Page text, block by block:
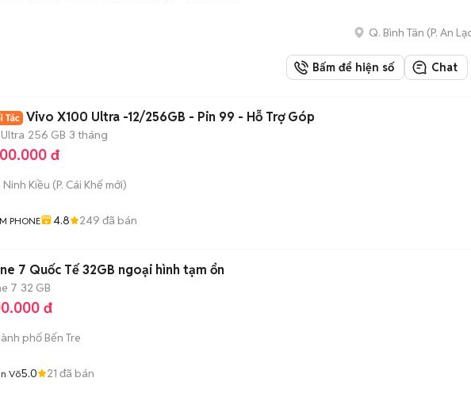
Q. Bình Tân (P. An
Bấm để hiện số Chat
Vivo X100 Ultra -12/256GB - Pin 99 - Hỗ Trợ Góp
256 GB 3 tháng
đ
Ninh Kiều (P. Cái Khế mới)
PHONE 4.8 249 đã bán
7 Quốc Tế 32GB ngoại hình tạm ổn
7 32 GB
đ
phố Bến Tre
Võ5.0 21 đã bán